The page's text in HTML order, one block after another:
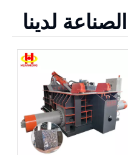
الفولاذية الكبيرة.لدينا